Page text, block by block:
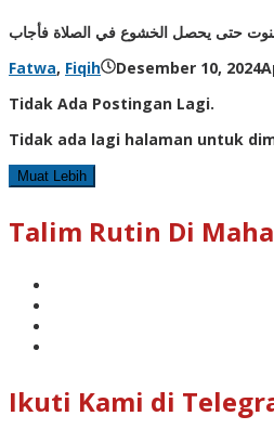
حتى يحصل الخشوع في الصلاة فأجاب
Fatwa, Fiqih Desember 10, 2024
Tidak Ada Postingan Lagi.
Tidak ada lagi halaman untuk
Muat Lebih
Talim Rutin Di
Ikuti Kami di